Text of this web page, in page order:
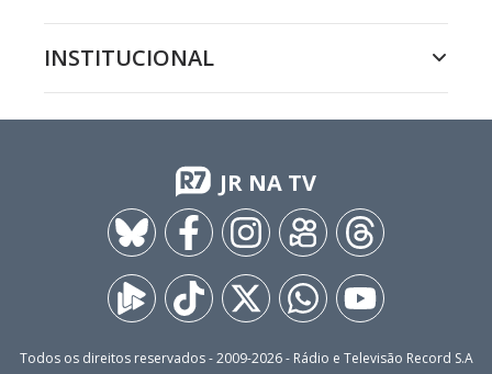
INSTITUCIONAL
JR NA TV
Todos os direitos reservados - 2009-2026- Rádio e Televisão Record S.A